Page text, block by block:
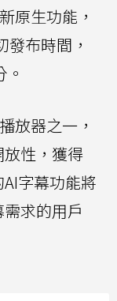
原生功能，
布時間，
放器之一，
性，獲得
字幕功能將
求的用戶